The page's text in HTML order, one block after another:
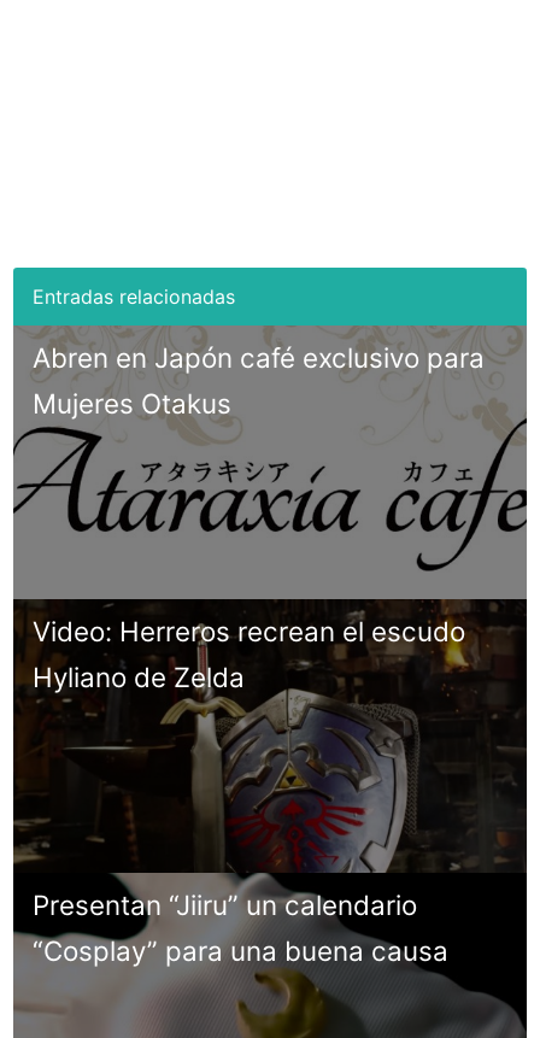
Abren en Japón café exclusivo para
Mujeres Otakus
Video: Herreros recrean el escudo
Hyliano de Zelda
Presentan “Jiiru” un calendario
“Cosplay” para una buena causa